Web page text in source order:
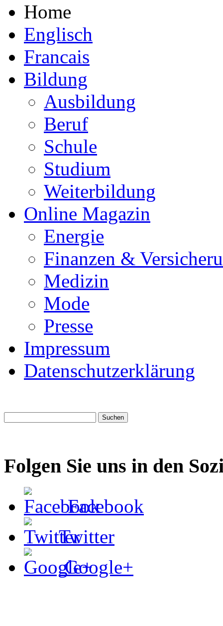
Home
Englisch
Francais
Bildung
Ausbildung
Beruf
Schule
Studium
Weiterbildung
Online Magazin
Energie
Finanzen &
Medizin
Mode
Presse
Impressum
Datenschutzerklärung
Folgen Sie uns in den
Facebook
Twitter
Google+